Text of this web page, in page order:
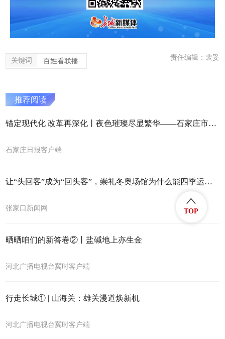
关键词 百姓看联播 责任编辑：裴妥
推荐阅读
锚定现代化 改革再深化丨夜色璀璨尽显繁华——石家庄市夜经济积极打造消费新引擎
石家庄日报客户端
让“头回客”成为“回头客”，崇礼冬奥场馆为什么能四季运营？
张家口新闻网
晒晒咱们的新答卷②丨盐碱地上亦生金
河北广播电视台冀时客户端
行走长城① | 山海关：雄关漫道焕新机
河北广播电视台冀时客户端
TOP